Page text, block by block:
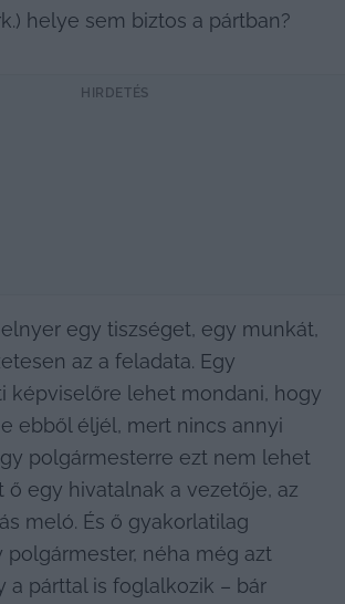
helye sem biztos a pártban?
HIRDETÉS
elnyer egy tiszséget, egy munkát,
az a feladata. Egy
képviselőre lehet mondani, hogy
ebből éljél, mert nincs annyi
polgármesterre ezt nem lehet
ő egy hivatalnak a vezetője, az
meló. És ő gyakorlatilag
néha még azt
a párttal is foglalkozik – bár